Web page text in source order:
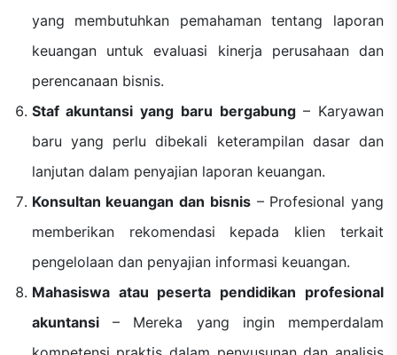
yang membutuhkan pemahaman tentang laporan
keuangan untuk evaluasi kinerja perusahaan dan
perencanaan bisnis.
Staf akuntansi yang baru bergabung– Karyawan
baru yang perlu dibekali keterampilan dasar dan
lanjutan dalam penyajian laporan keuangan.
Konsultan keuangan dan bisnis– Profesional yang
memberikan rekomendasi kepada klien terkait
pengelolaan dan penyajian informasi keuangan.
Mahasiswa atau peserta pendidikan profesional
akuntansi– Mereka yang ingin memperdalam